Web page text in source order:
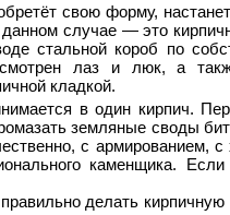
свою форму,
случае — это
стальной короб по
лаз и люк, а
кладкой.
в один кирпич.
земляные своды
с армированием,
каменщика.
делать кирпичную